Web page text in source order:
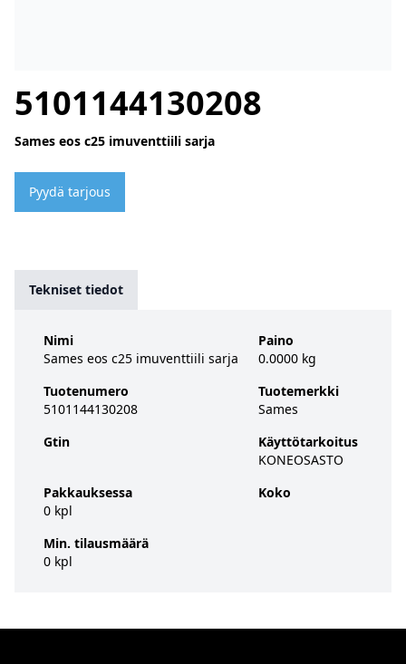
5101144130208
Sames eos c25 imuventtiili sarja
Pyydä tarjous
Tekniset tiedot
Nimi
Sames eos c25 imuventtiili sarja
Tuotenumero
5101144130208
Gtin
Pakkauksessa
0 kpl
Min. tilausmäärä
0 kpl
Paino
0.0000 kg
Tuotemerkki
Sames
Käyttötarkoitus
KONEOSASTO
Koko